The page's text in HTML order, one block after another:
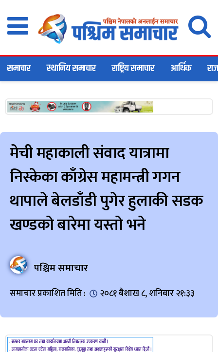
समाचार स्थानिय समाचार राष्ट्रिय समाचार आर्थिक
मेची महाकाली संवाद यात्रामा
निस्केका काँग्रेस महामन्त्री गगन
थापाले बेलडाँडी पुगेर हुलाकी सडक
खण्डको बारेमा यस्तो भने
पश्चिम समाचार
समाचार प्रकाशित मिति : २०८१ बैशाख ८, शनिबार २१:३३